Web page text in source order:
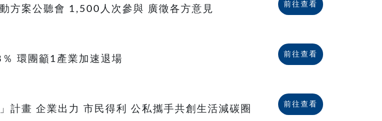
方案公聽會 1,500人次參與 廣徵各方意見 前往查看
環團籲1產業加速退場 前往查看
計畫 企業出力 市民得利 公私攜手共創生活減碳圈 前往查看